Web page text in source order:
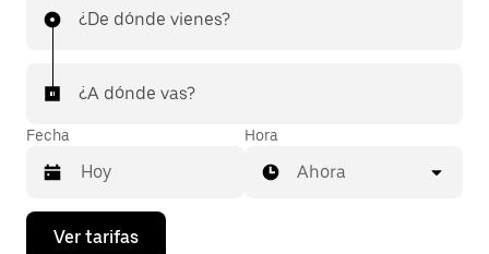
¿De dónde vienes?
¿A dónde vas?
Fecha
Presiona
Hora
Ahora
Ver tarifas